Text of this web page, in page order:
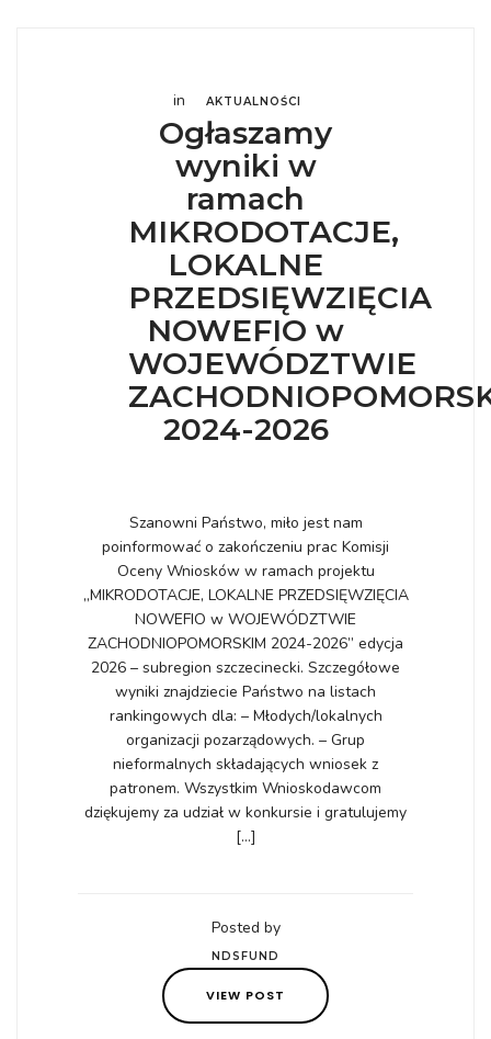
in AKTUALNOŚCI
Ogłaszamy
wyniki w
ramach
MIKRODOTACJE,
LOKALNE
PRZEDSIĘWZIĘCIA
NOWEFIO w
WOJEWÓDZTWIE
2024-2026
Szanowni Państwo, miło jest nam
poinformować o zakończeniu prac Komisji
Oceny Wniosków w ramach projektu
„MIKRODOTACJE, LOKALNE PRZEDSIĘWZIĘCIA
NOWEFIO w WOJEWÓDZTWIE
ZACHODNIOPOMORSKIM 2024-2026” edycja
2026 – subregion szczecinecki. Szczegółowe
wyniki znajdziecie Państwo na listach
rankingowych dla: – Młodych/lokalnych
organizacji pozarządowych. – Grup
nieformalnych składających wniosek z
patronem. Wszystkim Wnioskodawcom
dziękujemy za udział w konkursie i gratulujemy
[…]
Posted by
NDSFUND
VIEW POST